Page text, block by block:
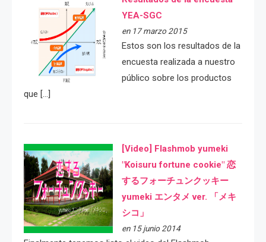
YEA-SGC
en 17 marzo 2015
Estos son los resultados de la
encuesta realizada a nuestro
público sobre los productos
que […]
[Video] Flashmob yumeki
"Koisuru fortune cookie" 恋
するフォーチュンクッキー
yumeki エンタメ ver. 「メキ
シコ」
en 15 junio 2014